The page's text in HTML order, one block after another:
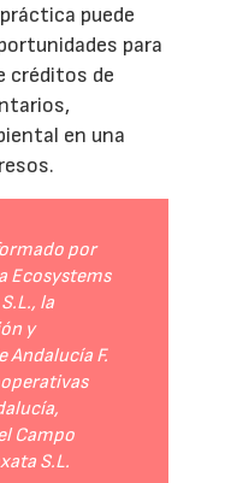
puede
para
créditos de
en una
por
Ecosystems
la
y
Andalucía F.
Campo
S.L.